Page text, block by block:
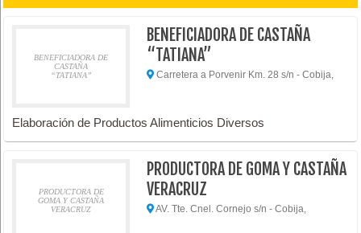
BENEFICIADORA DE
CASTAÑA
“TATIANA”
BENEFICIADORA DE CASTAÑA
“TATIANA”
Carretera a Porvenir Km. 28 s/n - Cobija,
Elaboración de Productos Alimenticios Diversos
PRODUCTORA DE
GOMA Y CASTAÑA
VERACRUZ
PRODUCTORA DE GOMA Y CASTAÑA
VERACRUZ
AV. Tte. Cnel. Cornejo s/n - Cobija,